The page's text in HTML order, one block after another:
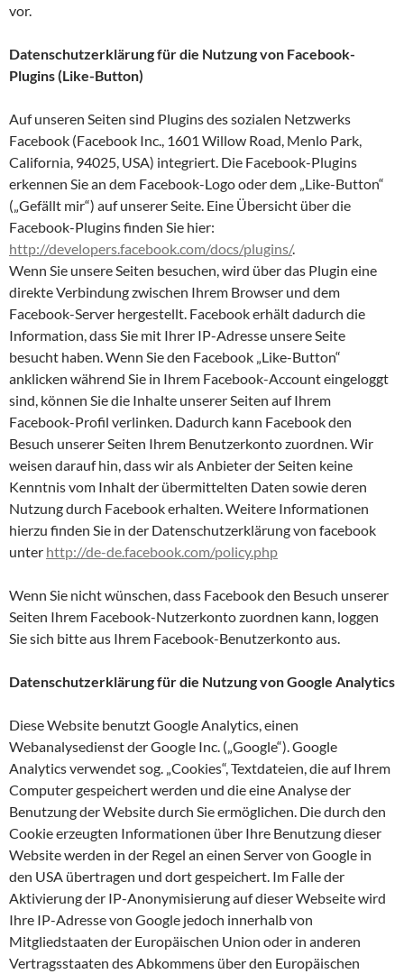
vor.
Datenschutzerklärung für die Nutzung von Facebook-
Plugins (Like-Button)
Auf unseren Seiten sind Plugins des sozialen Netzwerks
Facebook (Facebook Inc., 1601 Willow Road, Menlo Park,
California, 94025, USA) integriert. Die Facebook-Plugins
erkennen Sie an dem Facebook-Logo oder dem „Like-Button“
(„Gefällt mir“) auf unserer Seite. Eine Übersicht über die
Facebook-Plugins finden Sie hier:
http://developers.facebook.com/docs/plugins/.
Wenn Sie unsere Seiten besuchen, wird über das Plugin eine
direkte Verbindung zwischen Ihrem Browser und dem
Facebook-Server hergestellt. Facebook erhält dadurch die
Information, dass Sie mit Ihrer IP-Adresse unsere Seite
besucht haben. Wenn Sie den Facebook „Like-Button“
anklicken während Sie in Ihrem Facebook-Account eingeloggt
sind, können Sie die Inhalte unserer Seiten auf Ihrem
Facebook-Profil verlinken. Dadurch kann Facebook den
Besuch unserer Seiten Ihrem Benutzerkonto zuordnen. Wir
weisen darauf hin, dass wir als Anbieter der Seiten keine
Kenntnis vom Inhalt der übermittelten Daten sowie deren
Nutzung durch Facebook erhalten. Weitere Informationen
hierzu finden Sie in der Datenschutzerklärung von facebook
unter http://de-de.facebook.com/policy.php
Wenn Sie nicht wünschen, dass Facebook den Besuch unserer
Seiten Ihrem Facebook-Nutzerkonto zuordnen kann, loggen
Sie sich bitte aus Ihrem Facebook-Benutzerkonto aus.
Datenschutzerklärung für die Nutzung von Google Analytics
Diese Website benutzt Google Analytics, einen
Webanalysedienst der Google Inc. („Google“). Google
Analytics verwendet sog. „Cookies“, Textdateien, die auf Ihrem
Computer gespeichert werden und die eine Analyse der
Benutzung der Website durch Sie ermöglichen. Die durch den
Cookie erzeugten Informationen über Ihre Benutzung dieser
Website werden in der Regel an einen Server von Google in
den USA übertragen und dort gespeichert. Im Falle der
Aktivierung der IP-Anonymisierung auf dieser Webseite wird
Ihre IP-Adresse von Google jedoch innerhalb von
Mitgliedstaaten der Europäischen Union oder in anderen
Vertragsstaaten des Abkommens über den Europäischen